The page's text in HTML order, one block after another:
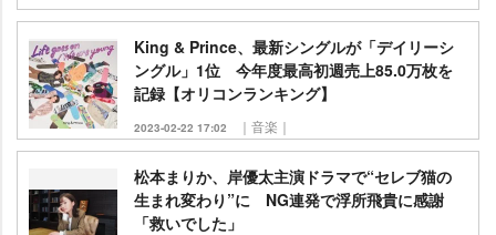
King & Prince、最新シングルが「デイリーシ
ングル」1位 今年度最高初週売上85.0万枚を
記録【オリコンランキング】
2023-02-22 17:02 ｜音楽｜
松本まりか、岸優太主演ドラマで“セレブ猫の
生まれ変わり”に NG連発で浮所飛貴に感謝
「救いでした」